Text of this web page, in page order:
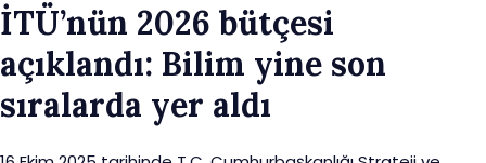
İTÜ’nün 2026 bütçesi
açıklandı: Bilim yine son
sıralarda yer aldı